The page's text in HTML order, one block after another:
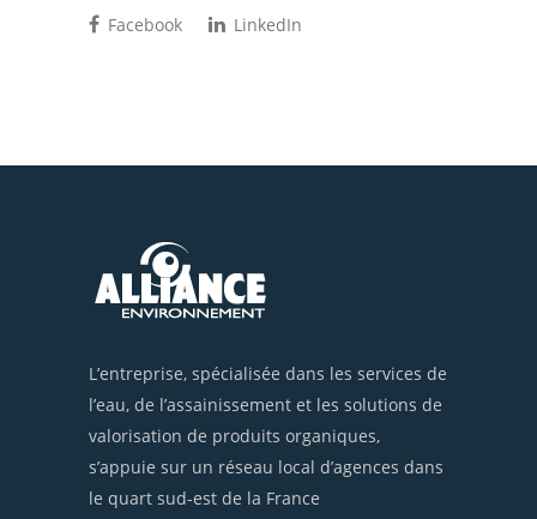
Facebook LinkedIn
L’entreprise, spécialisée dans les services de
l’eau, de l’assainissement et les solutions de
valorisation de produits organiques,
s’appuie sur un réseau local d’agences dans
le quart sud-est de la France